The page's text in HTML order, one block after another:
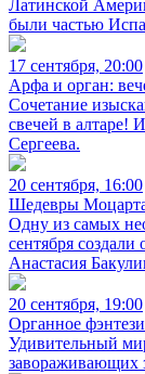
Латинской
были частью
17 сентября, 20:00
Арфа и орган:
Сочетание
свечей в алтаре!
Сергеева.
20 сентября, 16:00
Шедевры Моцарта
Одну из самых
сентября
Анастасия
20 сентября, 19:00
Органное
Удивительный
завораживающих